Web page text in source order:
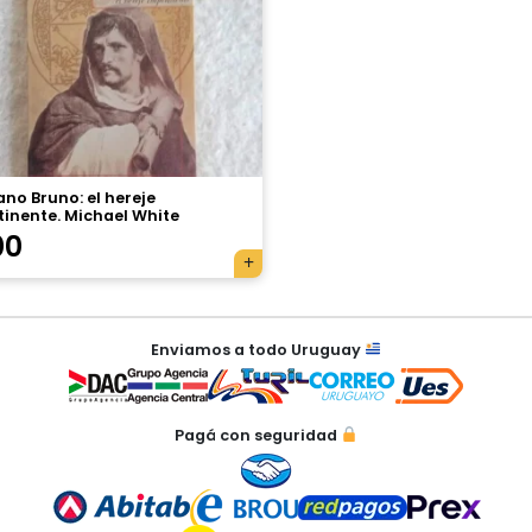
Bruno: el hereje
Michael White
Enviamos a todo Uruguay
Pagá con seguridad